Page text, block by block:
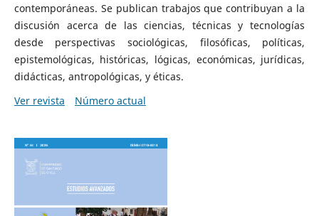
contemporáneas. Se publican trabajos que contribuyan a la
discusión acerca de las ciencias, técnicas y tecnologías
desde perspectivas sociológicas, filosóficas, políticas,
epistemológicas, históricas, lógicas, económicas, jurídicas,
didácticas, antropológicas, y éticas.
Ver revista
Número actual